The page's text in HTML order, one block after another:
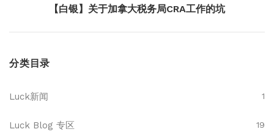
【白银】关于加拿大税务局CRA工作的坑
分类目录
Luck新闻 1
Luck Blog 专区 19